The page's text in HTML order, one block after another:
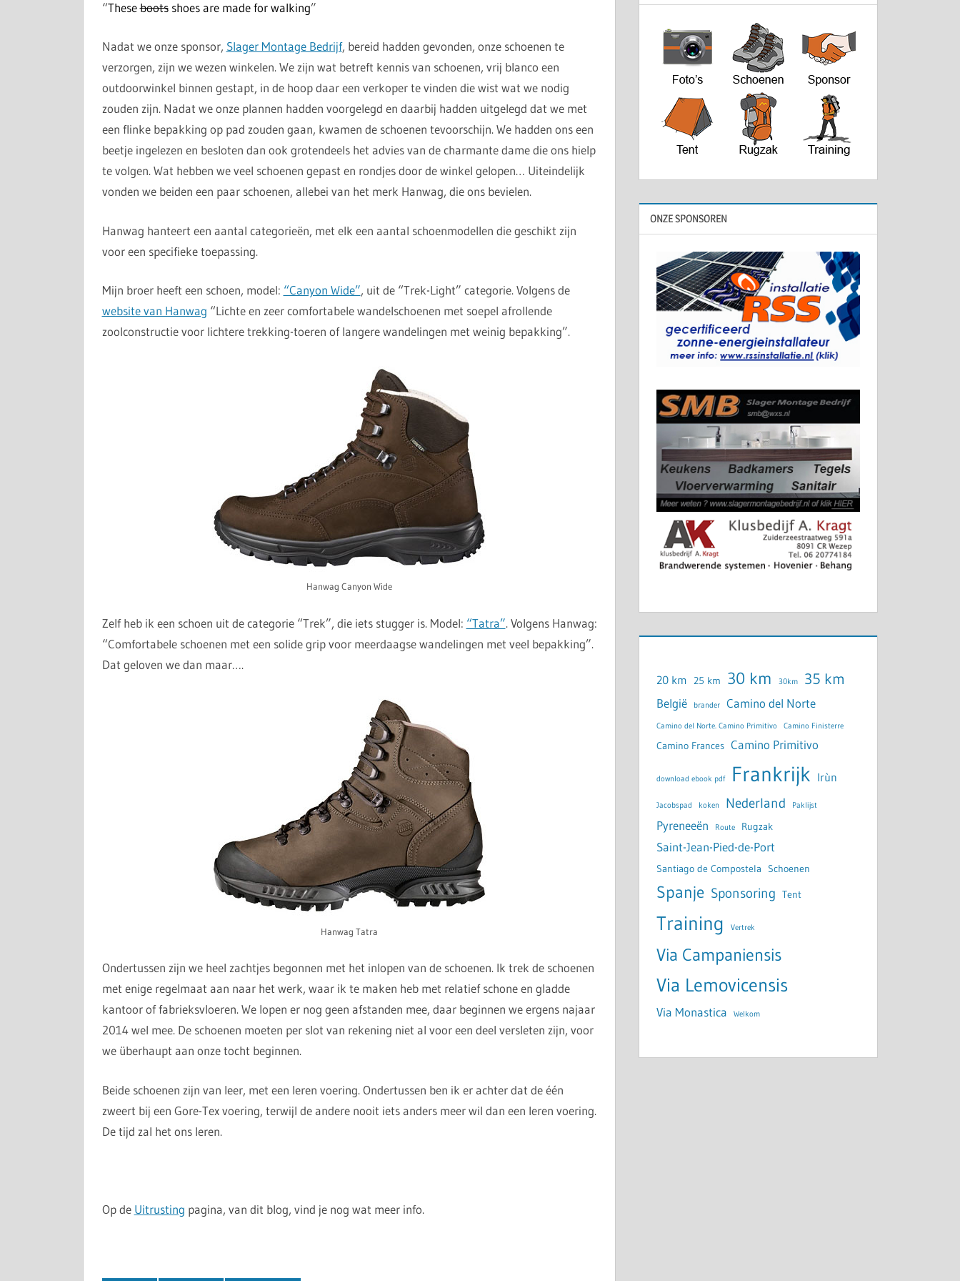
“Thesebootsshoes are made for walking”
Nadat we onze sponsor, Slager Montage Bedrijf, bereid hadden gevonden, onze schoenen te
verzorgen, zijn we wezen winkelen. We zijn wat betreft kennis van schoenen, vrij blanco een
outdoorwinkel binnen gestapt, in de hoop daar een verkoper te vinden die wist wat we nodig
zouden zijn. Nadat we onze plannen hadden voorgelegd en daarbij hadden uitgelegd dat we met
een flinke bepakking op pad zouden gaan, kwamen de schoenen tevoorschijn. We hadden ons een
beetje ingelezen en besloten dan ook grotendeels het advies van de charmante dame die ons hielp
te volgen. Wat hebben we veel schoenen gepast en rondjes door de winkel gelopen… Uiteindelijk
vonden we beiden een paar schoenen, allebei van het merk Hanwag, die ons bevielen.
Hanwag hanteert een aantal categorieën, met elk een aantal schoenmodellen die geschikt zijn
voor een specifieke toepassing.
Mijn broer heeft een schoen, model: “Canyon Wide”, uit de “Trek-Light” categorie. Volgens de
website van Hanwag “Lichte en zeer comfortabele wandelschoenen met soepel afrollende
zoolconstructie voor lichtere trekking-toeren of langere wandelingen met weinig bepakking”.
Hanwag Canyon Wide
Zelf heb ik een schoen uit de categorie “Trek”, die iets stugger is. Model: “Tatra”. Volgens Hanwag:
“Comfortabele schoenen met een solide grip voor meerdaagse wandelingen met veel bepakking”.
Dat geloven we dan maar….
Hanwag Tatra
Ondertussen zijn we heel zachtjes begonnen met het inlopen van de schoenen. Ik trek de schoenen
met enige regelmaat aan naar het werk, waar ik te maken heb met relatief schone en gladde
kantoor of fabrieksvloeren. We lopen er nog geen afstanden mee, daar beginnen we ergens najaar
2014 wel mee. De schoenen moeten per slot van rekening niet al voor een deel versleten zijn, voor
we überhaupt aan onze tocht beginnen.
Beide schoenen zijn van leer, met een leren voering. Ondertussen ben ik er achter dat de één
zweert bij een Gore-Tex voering, terwijl de andere nooit iets anders meer wil dan een leren voering.
De tijd zal het ons leren.
Op de Uitrusting pagina, van dit blog, vind je nog wat meer info.
ONZE SPONSOREN
20 km 25 km 30 km 30km 35 km
België brander Camino del Norte
Camino del Norte. Camino Primitivo Camino Finisterre
Camino Frances Camino Primitivo
download ebook pdf Frankrijk Irùn
Jacobspad koken Nederland Paklijst
Pyreneeën Route Rugzak
Saint-Jean-Pied-de-Port
Santiago de Compostela Schoenen
Spanje Sponsoring Tent
Training Vertrek
Via Campaniensis
Via Lemovicensis
Via Monastica Welkom